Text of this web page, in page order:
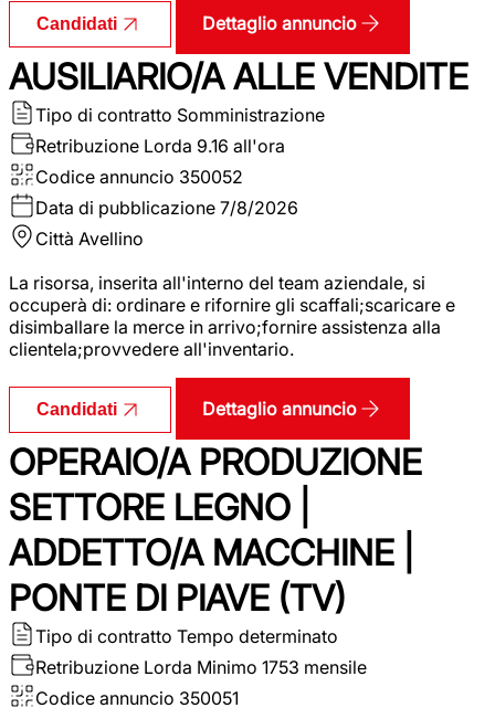
Candidati Dettaglio annuncio
AUSILIARIO/A ALLE VENDITE
Tipo di contratto Somministrazione
Retribuzione Lorda 9.16 all'ora
Codice annuncio 350052
Data di pubblicazione 7/8/2026
Città Avellino
La risorsa, inserita all'interno del team aziendale, si
occuperà di: ordinare e rifornire gli scaffali;scaricare e
disimballare la merce in arrivo;fornire assistenza alla
clientela;provvedere all'inventario.
Candidati Dettaglio annuncio
OPERAIO/A PRODUZIONE
SETTORE LEGNO |
ADDETTO/A MACCHINE |
PONTE DI PIAVE (TV)
Tipo di contratto Tempo determinato
Retribuzione Lorda Minimo 1753 mensile
Codice annuncio 350051